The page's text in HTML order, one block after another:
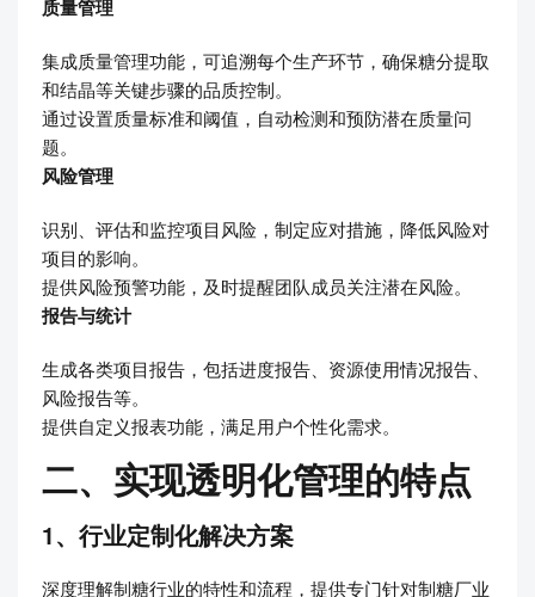
质量管理
集成质量管理功能，可追溯每个生产环节，确保糖分提取
和结晶等关键步骤的品质控制。
通过设置质量标准和阈值，自动检测和预防潜在质量问
题。
风险管理
识别、评估和监控项目风险，制定应对措施，降低风险对
项目的影响。
提供风险预警功能，及时提醒团队成员关注潜在风险。
报告与统计
生成各类项目报告，包括进度报告、资源使用情况报告、
风险报告等。
提供自定义报表功能，满足用户个性化需求。
二、实现透明化管理的特点
1、行业定制化解决方案
深度理解制糖行业的特性和流程，提供专门针对制糖厂业